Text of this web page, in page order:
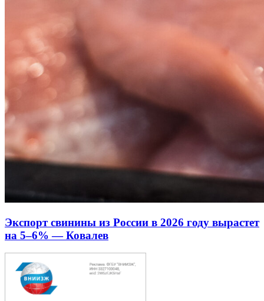
Экспорт свинины из России в 2026 году вырастет
на 5–6% — Ковалев